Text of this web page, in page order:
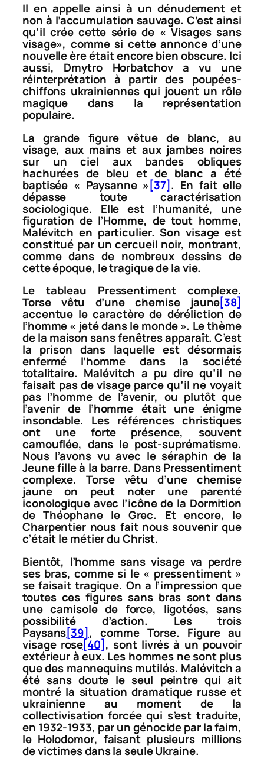
Il en appelle ainsi à un dénudement et
non à l’accumulation sauvage. C’est ainsi
qu’il crée cette série de «Visages sans
visage», comme si cette annonce d’une
nouvelle ère était encore bien obscure. Ici
aussi, Dmytro Horbatchov a vu une
réinterprétation à partir des poupées-
chiffons ukrainiennes qui jouent un rôle
magique dans la représentation
populaire.
La grande figure vêtue de blanc, au
visage, aux mains et aux jambes noires
sur un ciel aux bandes obliques
hachurées de bleu et de blanc a été
baptisée « Paysanne»[37]. En fait elle
dépasse toute caractérisation
sociologique. Elle est l’humanité, une
figuration de l’Homme, de tout homme,
Malévitch en particulier. Son visage est
constitué par un cercueil noir, montrant,
comme dans de nombreux dessins de
cette époque, le tragique de la vie.
Le tableau Pressentiment complexe.
Torse vêtu d’une chemise jaune[38]
accentue le caractère de déréliction de
l’homme « jeté dans le monde ». Le thème
de la maison sans fenêtres apparaît. C’est
la prison dans laquelle est désormais
enfermé l’homme dans la société
totalitaire. Malévitch a pu dire qu’il ne
faisait pas de visage parce qu’il ne voyait
pas l’homme de l’avenir, ou plutôt que
l’avenir de l’homme était une énigme
insondable. Les références christiques
ont une forte présence, souvent
camouflée, dans le post-suprématisme.
Nous l’avons vu avec le séraphin de la
Jeune fille à la barre. DansPressentiment
complexe. Torse vêtu d’une chemise
jauneon peut noter une parenté
iconologique avec l’icône de la Dormition
de Théophane le Grec. Et encore, le
Charpentier nous fait nous souvenir que
c’était le métier du Christ.
Bientôt, l’homme sans visage va perdre
ses bras, comme si le « pressentiment »
se faisait tragique. On a l’impression que
toutes ces figures sans bras sont dans
une camisole de force, ligotées, sans
possibilité d’action. Les trois
Paysans[39], commeTorse. Figure au
visage rose[40], sont livrés à un pouvoir
extérieur à eux. Les hommes ne sont plus
que des mannequins mutilés. Malévitch a
été sans doute le seul peintre qui ait
montré la situation dramatique russe et
ukrainienne au moment de la
collectivisation forcée qui s’est traduite,
en 1932-1933, par un génocide par la faim,
le Holodomor, faisant plusieurs millions
de victimes dans la seule Ukraine.